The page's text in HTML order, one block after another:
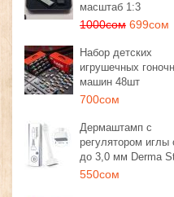
масштаб 1:3
1000сом 699сом
Набор детских
игрушечных
машин 48шт
700сом
Дермаштамп с
регулятором иглы
до 3,0 мм Derma
550сом